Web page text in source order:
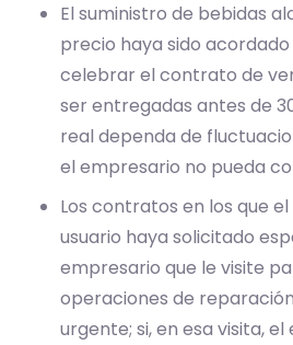
El suministro de bebidas
precio haya sido
celebrar el contrato de
ser entregadas antes de
real dependa de
el empresario no pueda
Los contratos en los que
usuario haya solicitado
empresario que le visite
operaciones de
urgente; si, en esa visita,